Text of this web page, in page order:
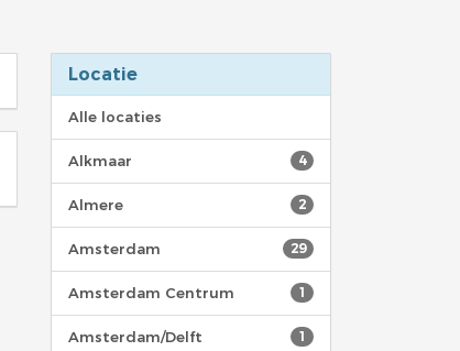
Locatie
Alle locaties
4
Alkmaar
2
Almere
29
Amsterdam
1
Amsterdam Centrum
1
Amsterdam/Delft